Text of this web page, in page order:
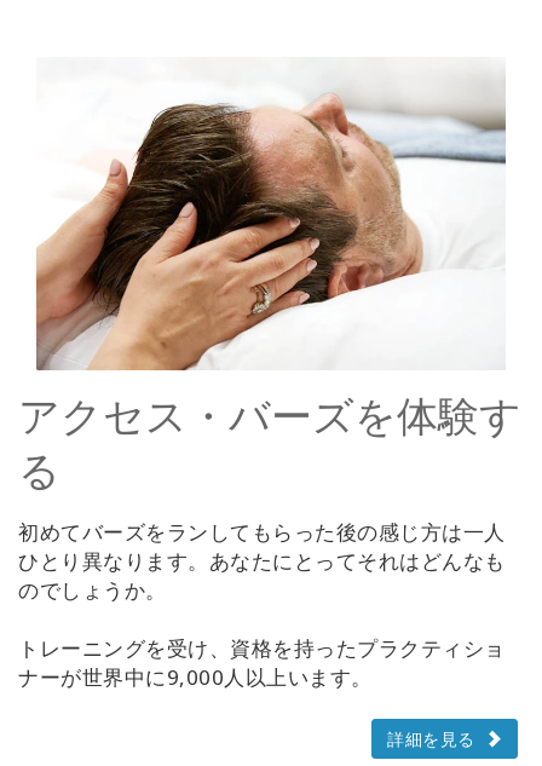
アクセス・バーズを体験す
る
初めてバーズをランしてもらった後の感じ方は一人
ひとり異なります。あなたにとってそれはどんなも
のでしょうか。
トレーニングを受け、資格を持ったプラクティショ
ナーが世界中に9,000人以上います。
詳細を見る